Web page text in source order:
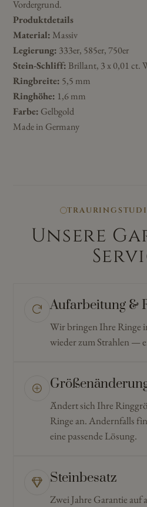
Vordergrund.
Produktdetails
Material: Massiv
Legierung: 333er, 585er, 750er
Stein-Schliff: Brillant, 3 x 0,01 ct.
Ringbreite: 5,5 mm
Ringhöhe: 1,6 mm
Farbe: Gelbgold
Made in Germany
Unsere
Aufarbeitung &
Wir bringen Ihre Ringe
wieder zum Strahlen —
Ändert sich Ihre
Ringe an. Andernfalls
eine passende Lösung.
Steinbesatz
Zwei Jahre Garantie auf